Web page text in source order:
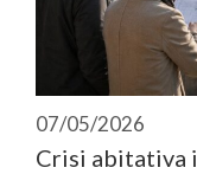
07/05/2026
Crisi abitativa